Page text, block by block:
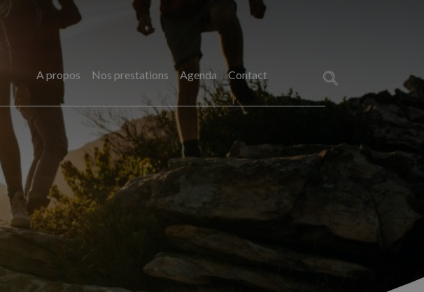
A propos Nos prestations Agenda Contact
Rechercher :